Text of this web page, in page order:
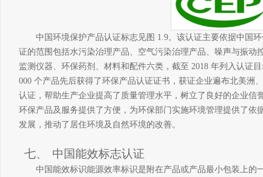
中国环境保护产品认证标志见图 1.9。该认证主要依据中国
证的范围包括水污染治理产品、空气污染治理产品、噪声与振动
监测仪器、环保药剂、材料和配件六类，截至 2018 年列入认证
000 个产品先后获得了环保产品认证证书，获证企业遍布北美洲
认证，帮助生产企业提高了质量管理水平，树立了良好的企业信
环保产品及服务提供了方便，为环保部门实施环境管理提供了依
发展，推动了居住环境及自然环境的改善。
七、 中国能效标志认证
中国能效标识能源效率标识是附在产品或产品最小包装上的